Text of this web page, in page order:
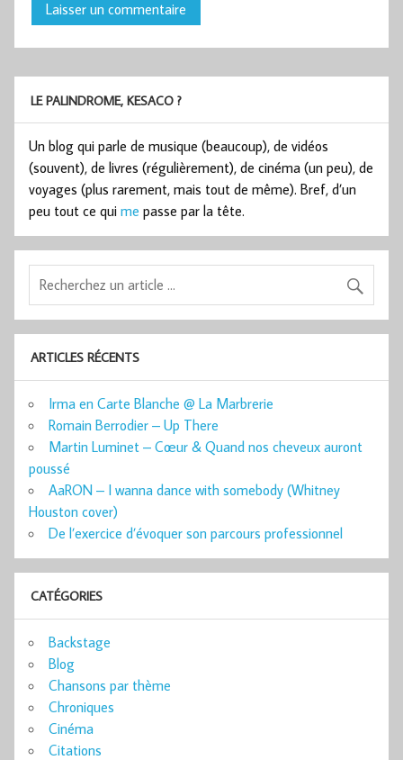
LE PALINDROME, KESACO ?
Un blog qui parle de musique (beaucoup), de vidéos
(souvent), de livres (régulièrement), de cinéma (un peu), de
voyages (plus rarement, mais tout de même). Bref, d’un
peu tout ce qui me passe par la tête.
ARTICLES RÉCENTS
Irma en Carte Blanche @ La Marbrerie
Romain Berrodier – Up There
Martin Luminet – Cœur & Quand nos cheveux auront
poussé
AaRON – I wanna dance with somebody (Whitney
Houston cover)
De l’exercice d’évoquer son parcours professionnel
CATÉGORIES
Backstage
Blog
Chansons par thème
Chroniques
Cinéma
Citations